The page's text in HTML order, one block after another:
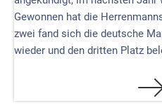
Gewonnen hat die
zwei fand sich die deutsche
wieder und den dritten Platz